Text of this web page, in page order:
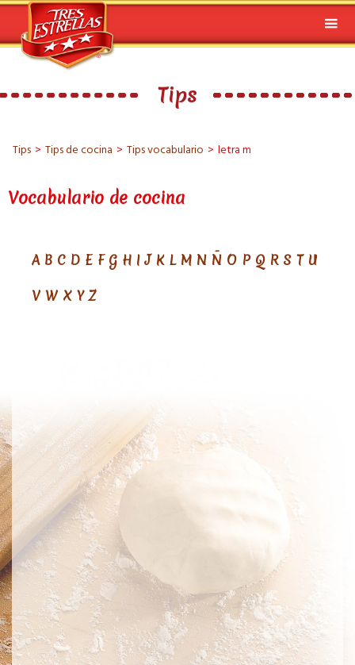
Tips
Tips > Tips de cocina > Tips vocabulario > letra m
Vocabulario de cocina
A B C D E F G H I J K L M N Ñ O P Q R S T U
V W X Y Z